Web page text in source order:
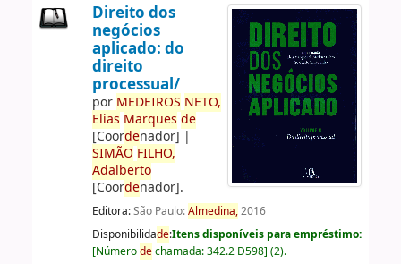
Direito dos
negócios
aplicado: do
direito
processual/
por MEDEIROS NETO,
Elias Marques de
[Coordenador] |
SIMÃO FILHO,
Adalberto
[Coordenador].
Editora:São Paulo:Almedina,2016
Disponibilidade:Itens disponíveis para empréstimo:
[Númerodechamada:342.2 D598] (2).